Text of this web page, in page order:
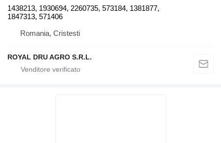
1438213, 1930694, 2260735, 573184, 1381877,
1847313, 571406
Romania, Cristesti
ROYAL DRU AGRO S.R.L.